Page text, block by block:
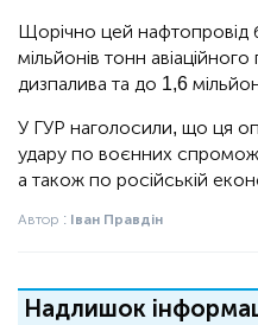
Щорічно цей нафтопровід
мільйонів тонн
дизпалива та до 1,6
У ГУР наголосили, що ця
удару по воєнних
а також по російській
Автор : Іван Правдін
Надлишок